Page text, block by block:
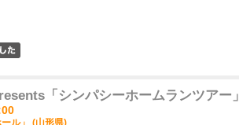
「シンパシーホームランツアー」
ル」 (山形県)